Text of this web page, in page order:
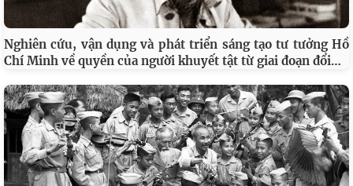
Nghiên cứu, vận dụng và phát triển sáng tạo tư tưởng Hồ
Chí Minh về quyền của người khuyết tật từ giai đoạn đổi…